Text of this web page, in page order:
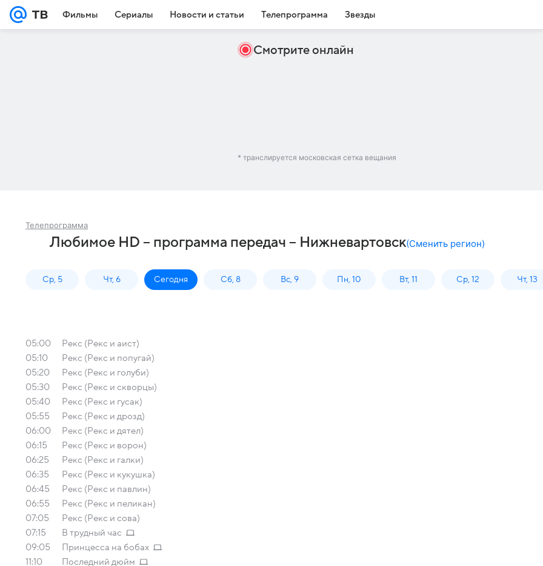
Фильмы Сериалы Новости и статьи Телепрограмма Звезды
Смотрите онлайн
* транслируется московская сетка вещания
Телепрограмма
Любимое HD – программа передач – Нижневартовск(Сменить регион)
Ср, 5 Чт, 6 Сегодня Сб, 8 Вс, 9 Пн, 10 Вт, 11 Ср, 12 Чт, 13
05:00
Рекс (Рекс и аист)
05:10
Рекс (Рекс и попугай)
05:20
Рекс (Рекс и голуби)
05:30
Рекс (Рекс и скворцы)
05:40
Рекс (Рекс и гусак)
05:55
Рекс (Рекс и дрозд)
06:00
Рекс (Рекс и дятел)
06:15
Рекс (Рекс и ворон)
06:25
Рекс (Рекс и галки)
06:35
Рекс (Рекс и кукушка)
06:45
Рекс (Рекс и павлин)
06:55
Рекс (Рекс и пеликан)
07:05
Рекс (Рекс и сова)
07:15
В трудный час
09:05
Принцесса на бобах
11:10
Последний дюйм